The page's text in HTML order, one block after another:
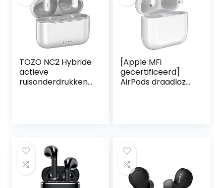
kleinste pasvorm
ooit, Zwart
TOZO NC2 Hybride
actieve
ruisonderdrukkend
stereohoofdtelefo
on, meeslepend
geluid Premium
diepe
[Apple MFi
gecertificeerd]
AirPods draadloze
microfoon met
oplaadcase-wit